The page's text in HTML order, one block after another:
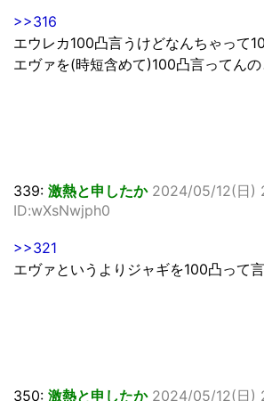
>>316
エウレカ100凸言うけどなんちゃって
エヴァを(時短含めて)100凸言ってん
339: 激熱と申したか 2024/05/12(日)
ID:wXsNwjph0
>>321
エヴァというよりジャギを100凸って
350: 激熱と申したか 2024/05/12(日)